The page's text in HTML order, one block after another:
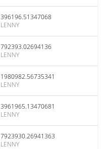
396196.51347068
LENNY
792393.02694136
LENNY
1980982.56735341
LENNY
3961965.13470681
LENNY
7923930.26941363
LENNY